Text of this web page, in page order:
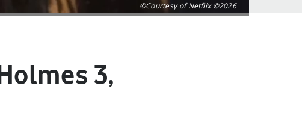
©Courtesy of Netflix ©2026
3,